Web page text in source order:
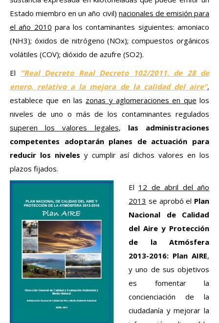
Estado miembro en un año civil) nacionales de emisión para
el año 2010 para los contaminantes siguientes: amoniaco
(NH3); óxidos de nitrógeno (NOx); compuestos orgánicos
volátiles (COV); dióxido de azufre (SO2).
El
“Real Decreto Real Decreto 102/2011, de 28 de
enero, relativo a la mejora de la calidad del aire”,
establece que en las zonas y aglomeraciones en que los
niveles de uno o más de los contaminantes regulados
superen los valores legales, las administraciones
competentes adoptarán planes de actuación para
reducir los niveles y cumplir así dichos valores en los
plazos fijados.
El 12 de abril del año
2013 se aprobó el Plan
Nacional de Calidad
del Aire y Protección
de la Atmósfera
2013-2016: Plan AIRE,
y uno de sus objetivos
es fomentar la
concienciación de la
ciudadanía y mejorar la